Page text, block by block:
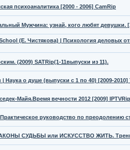
психоаналитика [2000 - 2006] CamRip
Мужчина: узнай, кого любят девушки.
(Е. Чистякова) | Психология деловых
(2009) SATRip(1-11выпуски из 11).
Наука о душе (выпуски с 1 по 40) [2009-2010]
Майя.Время вечности 2012 [2009] IPTVRip
руководство по преодолению
СУДЬБЫ или ИСКУССТВО ЖИТЬ.